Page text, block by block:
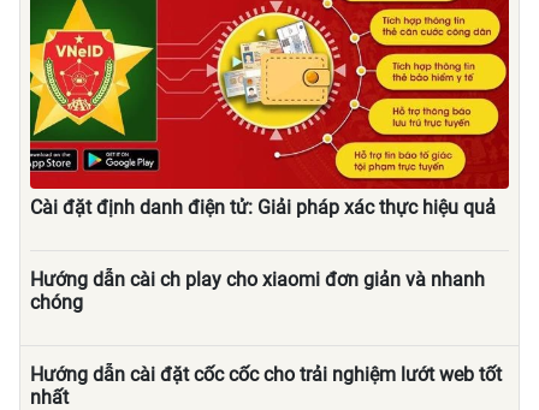
Cài đặt định danh điện tử: Giải pháp xác thực hiệu quả
Hướng dẫn cài ch play cho xiaomi đơn giản và nhanh
chóng
Hướng dẫn cài đặt cốc cốc cho trải nghiệm lướt web tốt
nhất